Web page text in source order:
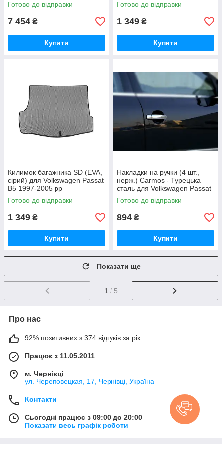
Готово до відправки
7 454 ₴
Купити
Готово до відправки
1 349 ₴
Купити
Килимок багажника SD (EVA,
сірий) для Volkswagen Passat
B5 1997-2005 рр
Готово до відправки
1 349 ₴
Купити
Накладки на ручки (4 шт.,
нерж.) Carmos - Турецька
сталь для Volkswagen Passat
B5 1997-2005 рр
Готово до відправки
894 ₴
Купити
Показати ще
1 / 5
Про нас
92% позитивних з 374 відгуків за рік
Працює з 11.05.2011
м. Чернівці
ул. Череповецкая, 17, Чернівці, Україна
Контакти
Сьогодні працює з 09:00 до 20:00
Показати весь графік роботи